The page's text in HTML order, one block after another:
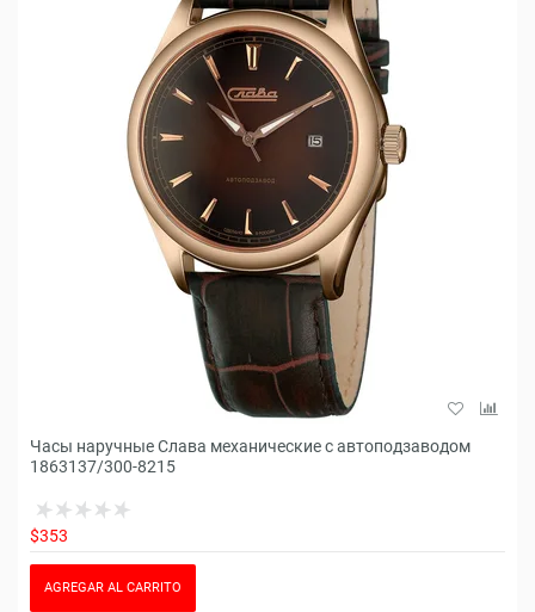
Часы наручные Слава механические с автоподзаводом
1863137/300-8215
$353
AGREGAR AL CARRITO